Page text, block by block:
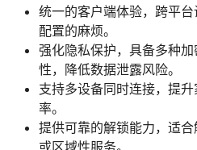
统一的客户端体验，跨平
配置的麻烦。
强化隐私保护，具备多种
性，降低数据泄露风险。
支持多设备同时连接，提
率。
提供可靠的解锁能力，适
或区域性服务。